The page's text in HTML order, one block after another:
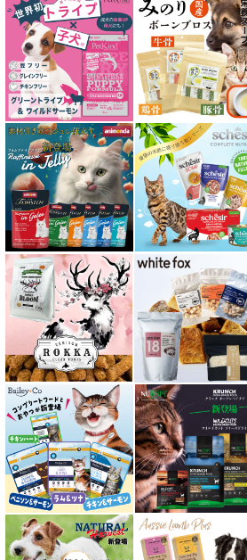
腎臓ケア対応キャットフード
関節サポート対応 フード for CAT
糖尿ケア対応 フード for CAT
肥満ケア対応 フード for CAT
泌尿器ケア対応 フード for CAT
胃腸ケア対応 フード for CAT
口腔内・喉ケア対応商品 猫用
食欲サポート対応キャットフード
肝臓ケア対応キャットフード
免疫サポート 猫用